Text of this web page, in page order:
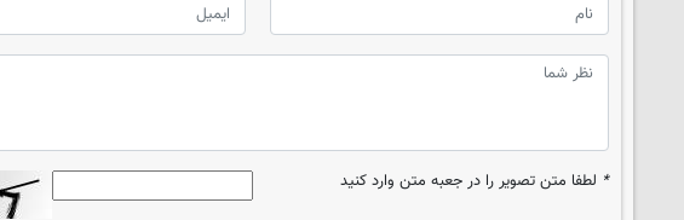
* لطفا متن تصویر را در جعبه متن وارد کنید